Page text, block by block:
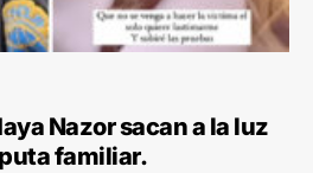
Nazor sacan a la luz
familiar.